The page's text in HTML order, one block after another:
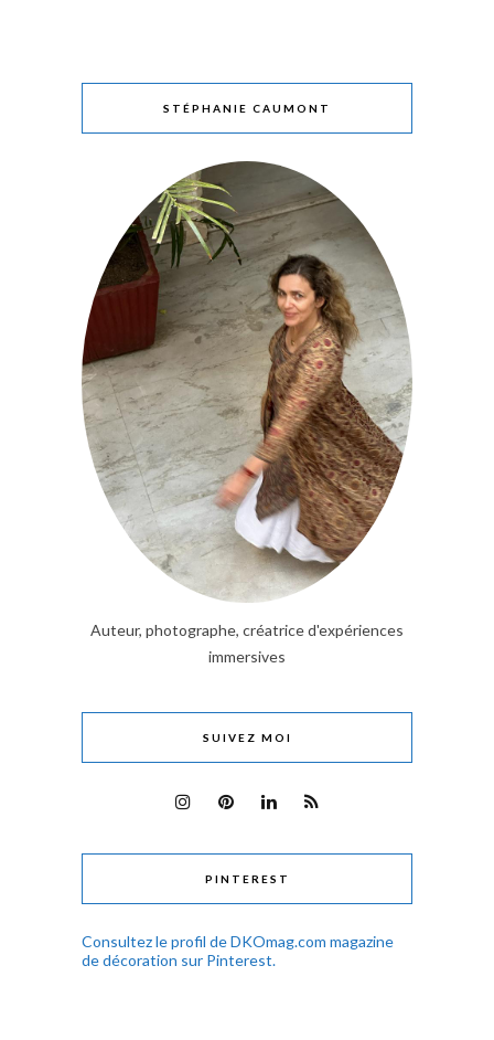
STÉPHANIE CAUMONT
Auteur, photographe, créatrice d'expériences
immersives
SUIVEZ MOI
PINTEREST
Consultez le profil de DKOmag.com magazine
de décoration sur Pinterest.